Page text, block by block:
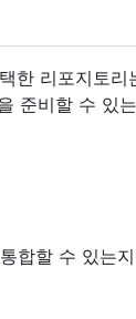
한 리포지토
준비할 수 있
합할 수 있는